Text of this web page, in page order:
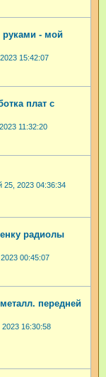
руками - мой
15:42:07
плат с
11:32:20
25, 2023 04:36:34
радиолы
00:45:07
передней
16:30:58